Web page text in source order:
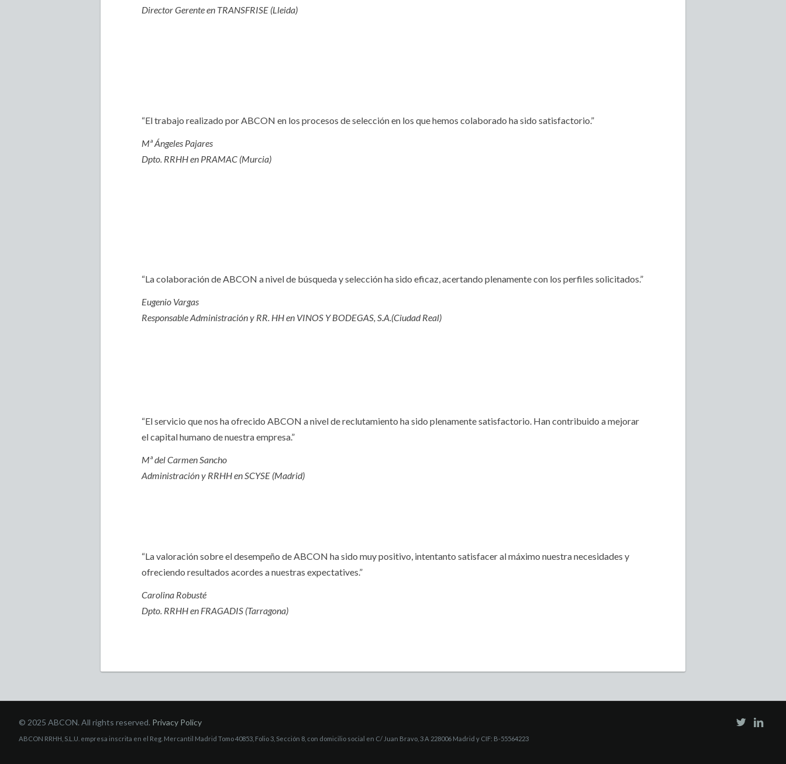
Director Gerente en TRANSFRISE (Lleida)
“El trabajo realizado por ABCON en los procesos de selección en los que hemos colaborado ha sido satisfactorio.”
Mª Ángeles Pajares
Dpto. RRHH en PRAMAC (Murcia)
“La colaboración de ABCON a nivel de búsqueda y selección ha sido eficaz, acertando plenamente con los perfiles solicitados.”
Eugenio Vargas
Responsable Administración y RR. HH en VINOS Y BODEGAS, S.A.(Ciudad Real)
“El servicio que nos ha ofrecido ABCON a nivel de reclutamiento ha sido plenamente satisfactorio. Han contribuido a mejorar
el capital humano de nuestra empresa.”
Mª del Carmen Sancho
Administración y RRHH en SCYSE (Madrid)
“La valoración sobre el desempeño de ABCON ha sido muy positivo, intentanto satisfacer al máximo nuestra necesidades y
ofreciendo resultados acordes a nuestras expectatives.”
Carolina Robusté
Dpto. RRHH en FRAGADIS (Tarragona)
© 2025 ABCON. All rights reserved. Privacy Policy
ABCON RRHH, S.L.U. empresa inscrita en el Reg. Mercantil Madrid Tomo 40853, Folio 3, Sección 8, con domicilio social en C/ Juan Bravo, 3 A 228006 Madrid y CIF: B-55564223